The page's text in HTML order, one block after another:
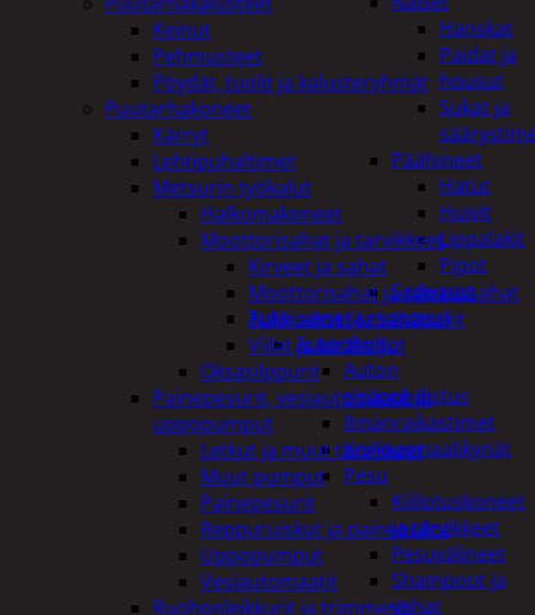
Hanskat
Paidat ja
housut
Sukat ja
Päähineet
Hatut
Huivit
Lippalakit
Pipot
Sadeasut
Auto, vene ja moottori
Autonhoito
Auton
sisäpuhdistus
Ilmanraikastimet
Korjausmaalikynät
Pesu
Kiillotuskoneet
ja tarvikkeet
Pesuvälineet
Shampoot ja
vahat
Keinut
Pehmusteet
Pöydät, tuolit ja kalusteryhmät
Puutarhakoneet
Kärryt
Lehtipuhaltimet
Metsurin työkalut
Halkomakoneet
Moottorisahat ja tarvikkeet
Kirveet ja sahat
Moottorisahat ja raivaussahat
Tukkisakset ja sahapukit
Viilat ja teräketjut
Oksasilppurit
Painepesurit, vesiautomaatit ja
uppopumput
Letkut ja muut tarvikkeet
Muut pumput
Painepesurit
Reppuruiskut ja painepullot
Uppopumput
Vesiautomaatit
Ruohonleikkurit ja trimmerit